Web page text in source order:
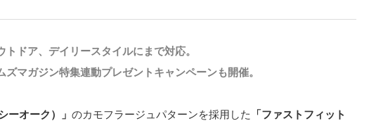
ドア、デイリースタイルにまで対応。
ズマガジン特集連動プレゼントキャンペーンも開催。
ーオーク）」 のカモフラージュパターンを採用した
「ファストフィット